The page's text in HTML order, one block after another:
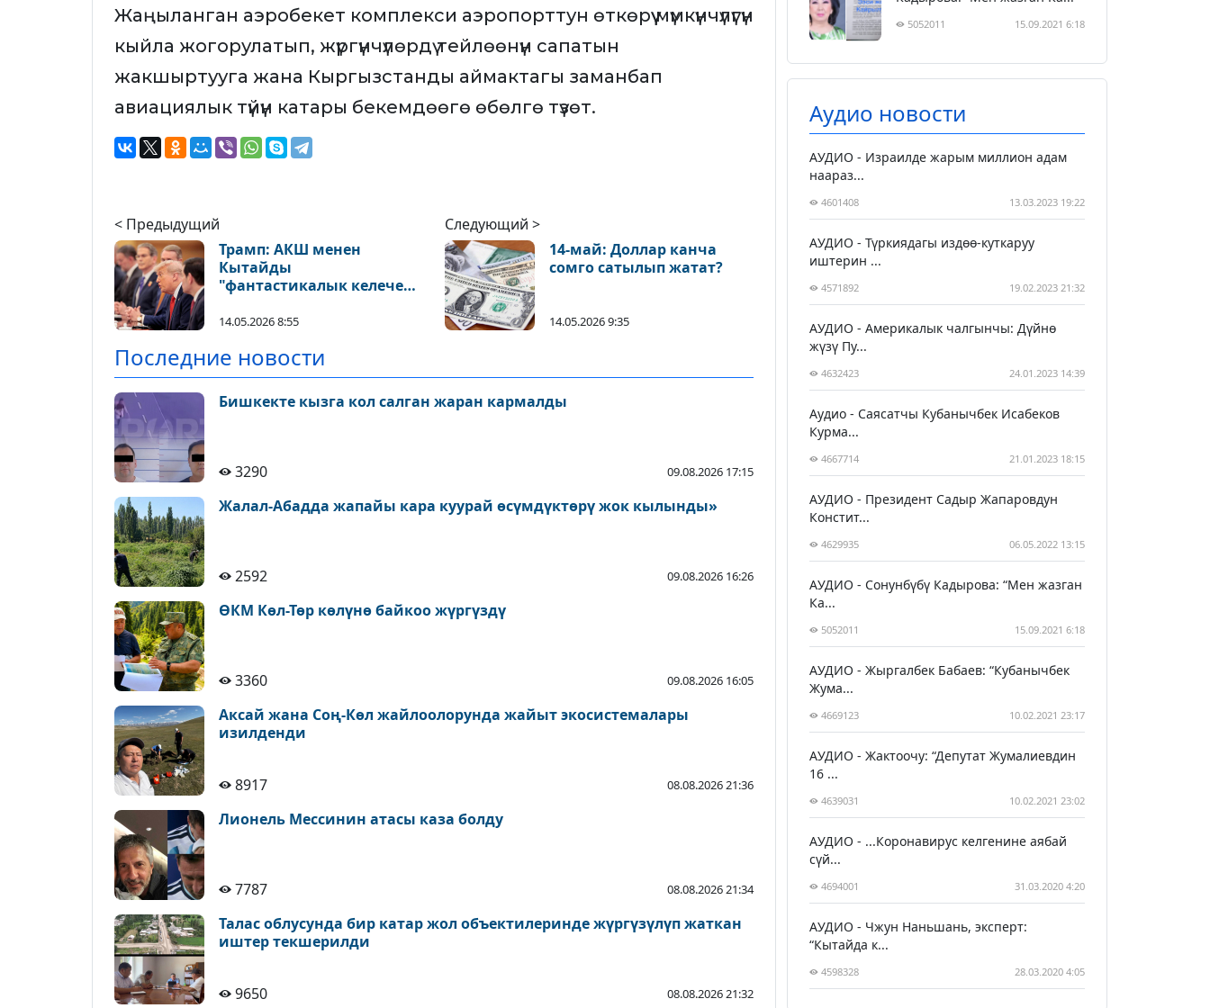
Жаңыланган аэробекет комплекси аэропорттун өткөрүү мүмкүнчүлүгүн
кыйла жогорулатып, жүргүнчүлөрдү тейлөөнүн сапатын
жакшыртууга жана Кыргызстанды аймактагы заманбап
авиациялык түйүн катары бекемдөөгө өбөлгө түзөт.
< Предыдущий
Трамп: АКШ менен
Кытайды
"фантастикалык келечек"
14.05.2026 8:55
Следующий >
14-май: Доллар канча
сомго сатылып жатат?
14.05.2026 9:35
Последние новости
Бишкекте кызга кол салган жаран кармалды
3290 09.08.2026 17:15
Жалал-Абадда жапайы кара куурай өсүмдүктөрү жок кылынды»
2592 09.08.2026 16:26
ӨКМ Көл-Төр көлүнө байкоо жүргүздү
3360 09.08.2026 16:05
Аксай жана Соң-Көл жайлоолорунда жайыт экосистемалары
изилденди
8917 08.08.2026 21:36
Лионель Мессинин атасы каза болду
7787 08.08.2026 21:34
Талас облусунда бир катар жол объектилеринде жүргүзүлүп жаткан
иштер текшерилди
9650 08.08.2026 21:32
5052011 15.09.2021 6:18
Аудио новости
АУДИО - Израилде жарым миллион адам
наараз...
4601408 13.03.2023 19:22
АУДИО - Түркиядагы издөө-куткаруу
иштерин ...
4571892 19.02.2023 21:32
АУДИО - Америкалык чалгынчы: Дүйнө
жүзү Пу...
4632423 24.01.2023 14:39
Аудио - Саясатчы Кубанычбек Исабеков
Курма...
4667714 21.01.2023 18:15
АУДИО - Президент Садыр Жапаровдун
Констит...
4629935 06.05.2022 13:15
АУДИО - Сонунбүбү Кадырова: “Мен жазган
Ка...
5052011 15.09.2021 6:18
АУДИО - Жыргалбек Бабаев: “Кубанычбек
Жума...
4669123 10.02.2021 23:17
АУДИО - Жактоочу: “Депутат Жумалиевдин
16 ...
4639031 10.02.2021 23:02
АУДИО - ...Коронавирус келгенине аябай
сүй...
4694001 31.03.2020 4:20
АУДИО - Чжун Наньшань, эксперт:
“Кытайда к...
4598328 28.03.2020 4:05